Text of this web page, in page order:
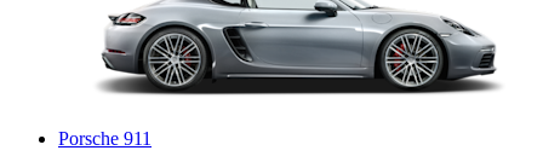
Porsche 911